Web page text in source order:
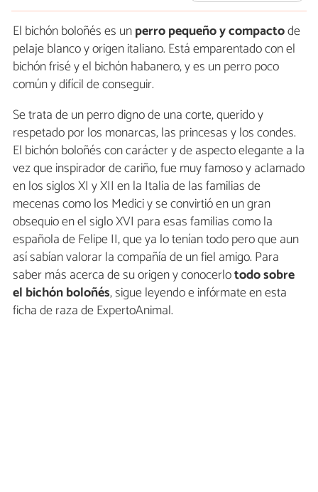
El bichón boloñés es unperro pequeño y compactode
pelaje blanco y origen italiano. Está emparentado con el
bichón frisé y el bichón habanero, y es un perro poco
común y difícil de conseguir.
Se trata de un perro digno de una corte, querido y
respetado por los monarcas, las princesas y los condes.
El bichón boloñés con carácter y de aspecto elegante a la
vez que inspirador de cariño, fue muy famoso y aclamado
en los siglos XI y XII en la Italia de las familias de
mecenas como los Medici y se convirtió en un gran
obsequio en el siglo XVI para esas familias como la
española de Felipe II, que ya lo tenían todo pero que aun
así sabían valorar la compañía de un fiel amigo. Para
saber más acerca de su origen y conocerlotodo sobre
el bichón boloñés, sigue leyendo e infórmate en esta
ficha de raza de ExpertoAnimal.